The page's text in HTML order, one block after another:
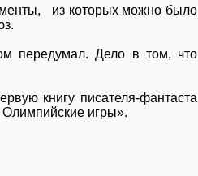
из которых можно было
передумал. Дело в том, что
книгу писателя-фантаста
игры».